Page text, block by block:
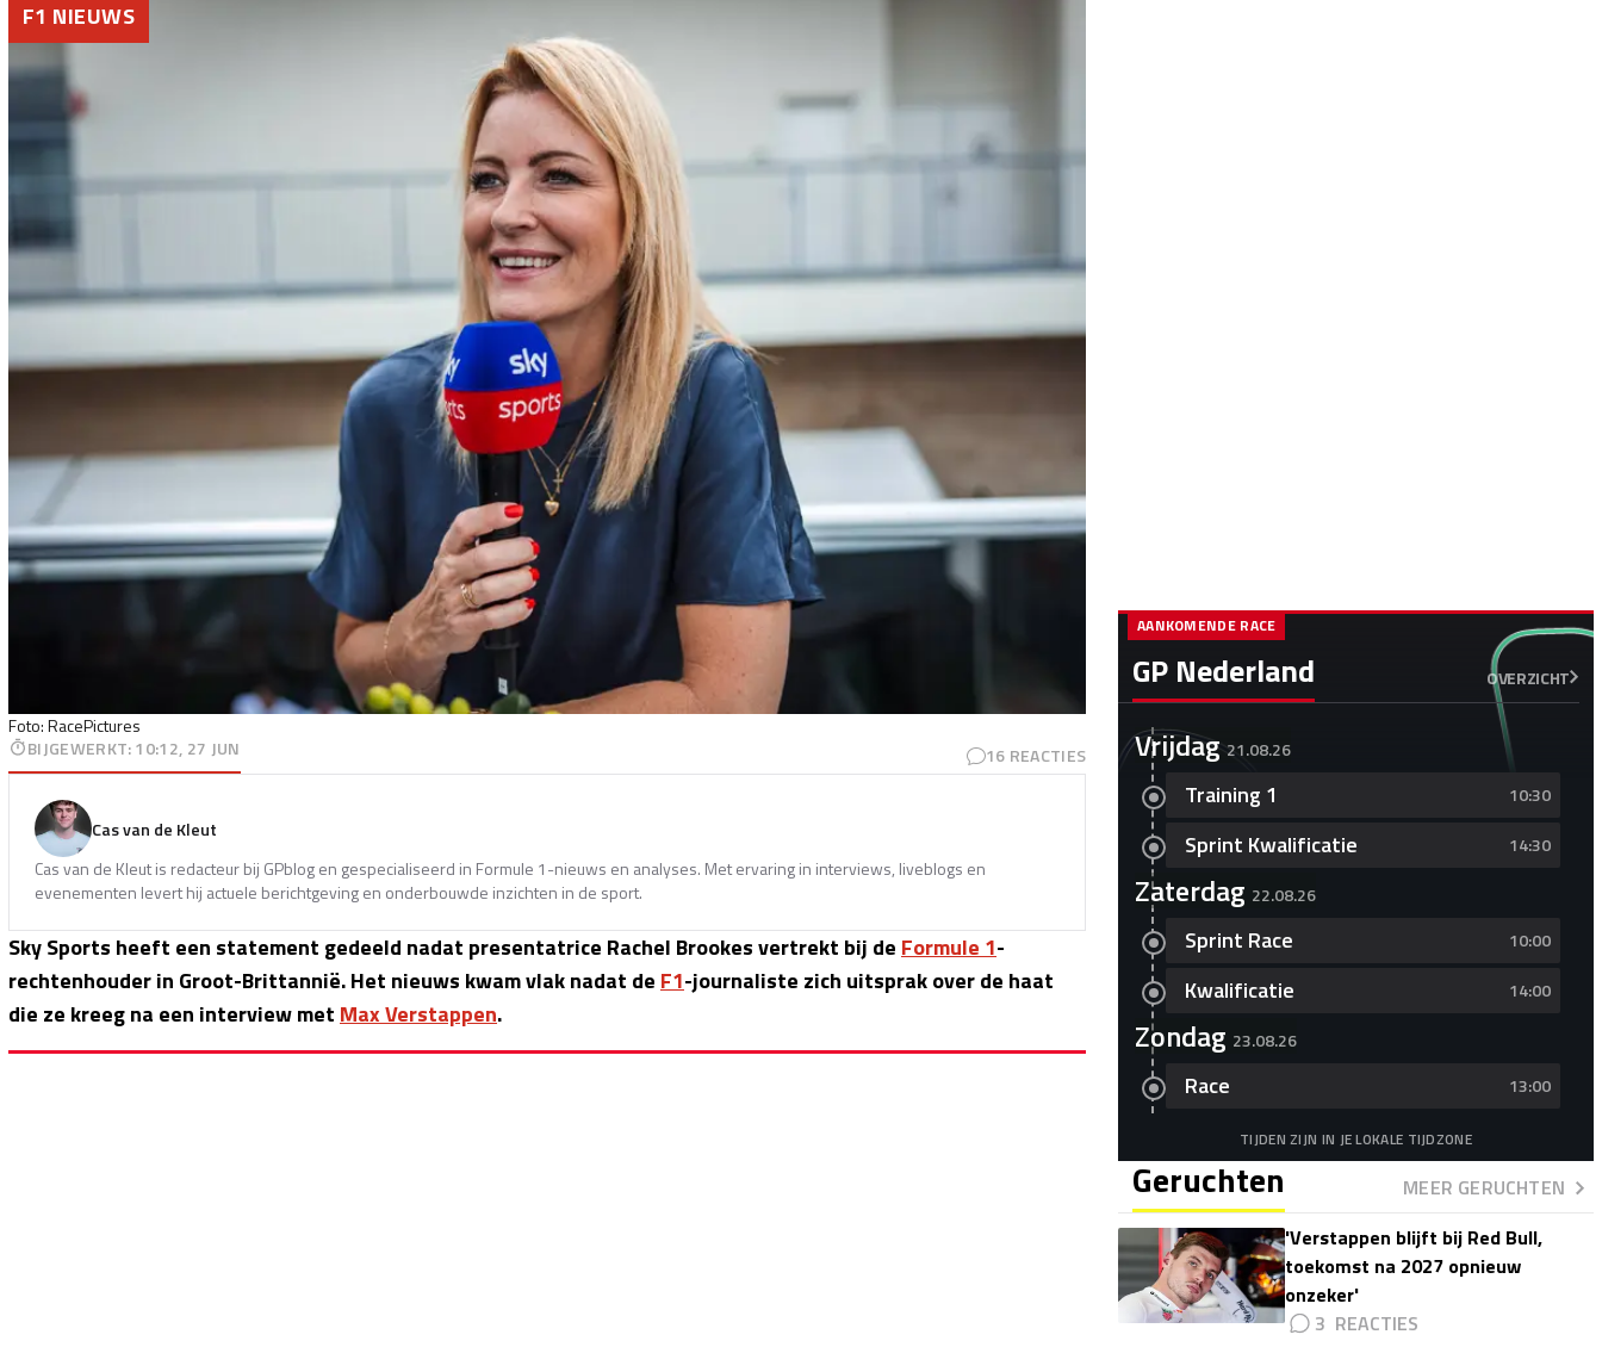
Foto: RacePictures
F1 NIEUWS
BIJGEWERKT:10:12, 27 JUN 16 REACTIES
Cas van de Kleut
Cas van de Kleut is redacteur bij GPblog en gespecialiseerd in Formule 1-nieuws en analyses. Met ervaring in interviews, liveblogs en
evenementen levert hij actuele berichtgeving en onderbouwde inzichten in de sport.
Sky Sports heeft een statement gedeeld nadat presentatrice Rachel Brookes vertrekt bij de Formule 1-
rechtenhouder in Groot-Brittannië. Het nieuws kwam vlak nadat de F1-journaliste zich uitsprak over de haat
die ze kreeg na een interview met Max Verstappen.
GP Nederland OVERZICHT
AANKOMENDE RACE
Vrijdag 21.08.26
Training 1 10:30
Sprint Kwalificatie 14:30
Zaterdag 22.08.26
Sprint Race 10:00
Kwalificatie 14:00
Zondag 23.08.26
Race 13:00
TIJDEN ZIJN IN JE LOKALE TIJDZONE
Geruchten
MEER GERUCHTEN
'Verstappen blijft bij Red Bull,
toekomst na 2027 opnieuw
onzeker'
3